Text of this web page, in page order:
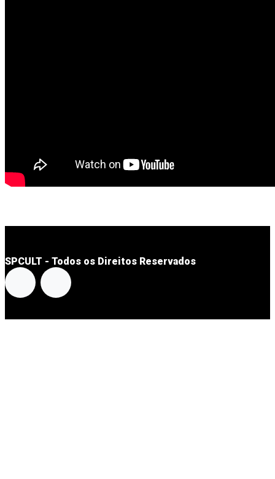
SPCULT - Todos os Direitos Reservados